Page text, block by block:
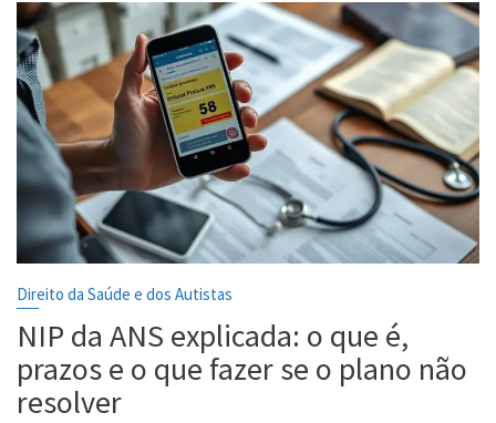
Direito da Saúde e dos Autistas
NIP da ANS explicada: o que é,
prazos e o que fazer se o plano não
resolver